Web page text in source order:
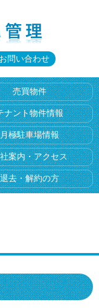
お問い合わせ
売買物件
ナント物件情報
月極駐車場情報
案内・アクセス
退去・解約の方